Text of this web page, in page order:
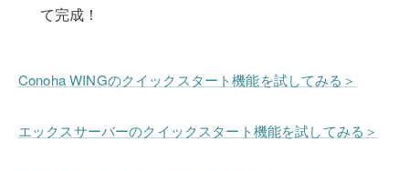
て完成！
Conoha WINGのクイックスタート機能を試してみる＞
エックスサーバーのクイックスタート機能を試してみる＞